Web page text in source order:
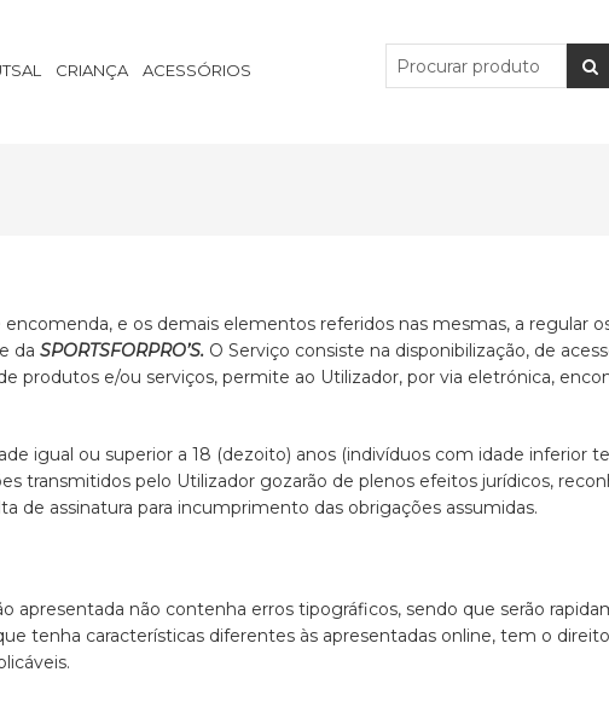
CRIANÇA ACESSÓRIOS
e os demais elementos referidos nas mesmas, a regular
da SPORTSFORPRO’S. O Serviço consiste na disponibilização, de
produtos e/ou serviços, permite ao Utilizador, por via eletrónica,
igual ou superior a 18 (dezoito) anos (indivíduos com idade inferior
transmitidos pelo Utilizador gozarão de plenos efeitos jurídicos,
de assinatura para incumprimento das obrigações assumidas.
apresentada não contenha erros tipográficos, sendo que serão
tenha características diferentes às apresentadas online, tem o